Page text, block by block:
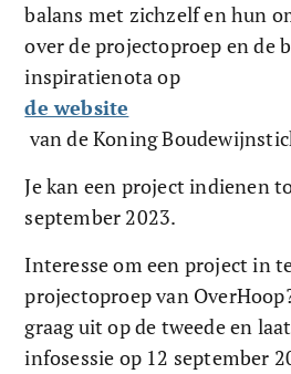
balans met zichzelf en hun
over de projectoproep en de
inspiratienota op
de website
van de Koning
Je kan een project indienen
september 2023.
Interesse om een project in
projectoproep van
graag uit op de tweede en
infosessie op 12 september